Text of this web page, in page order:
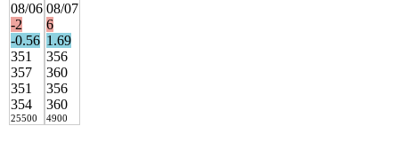
08/06
-2
-0.56
351
357
351
354
25500
08/07
6
1.69
356
360
356
360
4900